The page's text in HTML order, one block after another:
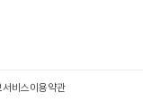
서비스이용약관